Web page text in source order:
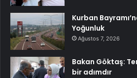
Kurban
Yoğunluk
Ağustos 7, 2026
Bakan Göktaş:
bir adımdır